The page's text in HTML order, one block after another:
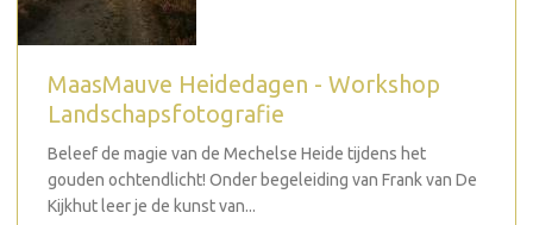
MaasMauve Heidedagen - Workshop
Landschapsfotografie
Beleef de magie van de Mechelse Heide tijdens het
gouden ochtendlicht! Onder begeleiding van Frank van De
Kijkhut leer je de kunst van...